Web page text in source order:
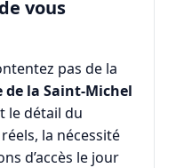
vous
pas de la
de la Saint-Michel
le détail du
la nécessité
d’accès le jour